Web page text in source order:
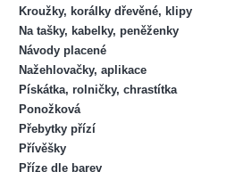
Kroužky, korálky dřevěné, klipy
Na tašky, kabelky, peněženky
Návody placené
Nažehlovačky, aplikace
Pískátka, rolničky, chrastítka
Ponožková
Přebytky přízí
Přívěšky
Příze dle barev